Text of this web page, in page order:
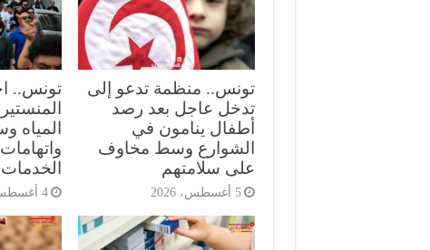
تونس.. منظمة تدعو إلى
تدخل عاجل بعد رصد
أطفال ينامون في
الشوارع وسط مخاوف
على سلامتهم
5 أغسطس، 2026
تونس..
المياه
الخدمات
4 أغسطس، 2026